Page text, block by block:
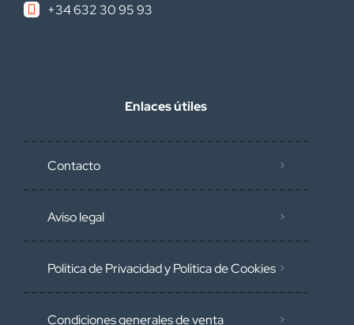
+34 632 30 95 93
Enlaces útiles
Contacto
Aviso legal
Política de Privacidad y Política de Cookies
Condiciones generales de venta